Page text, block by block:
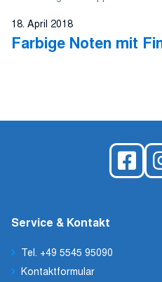
18. April 2018
Farbige Noten mit
Service & Kontakt
Tel. +49 5545 95090
Kontaktformular